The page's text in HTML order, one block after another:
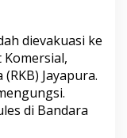
dievakuasi ke
Komersial,
Jayapura.
di Bandara